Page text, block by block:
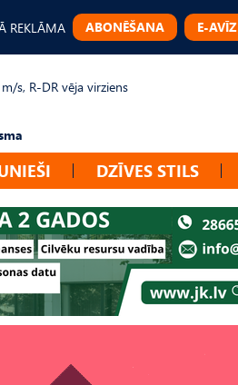
REKLĀMA ABONĒŠANA E-
s, R-DR vēja virziens
DZĪVES STILS